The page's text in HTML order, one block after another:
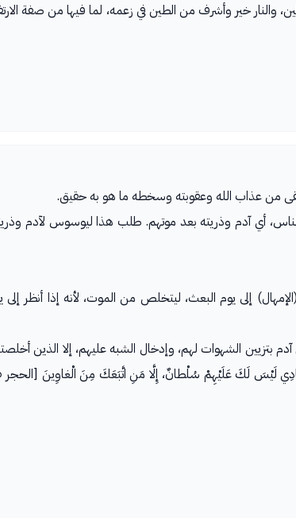
خير وأشرف من الطين في زعمه، لما فيها من صفة
يلقى من عذاب الله وعقوبته وسخطه ما هو به حقيق.
أي آدم وذريته بعد موتهم. طلب هذا ليوسوس لآدم
إلى يوم البعث، ليتخلص من الموت، لأنه إذا أنظر إلى
الشهوات لهم، وإدخال الشبه عليهم، إلا الذين